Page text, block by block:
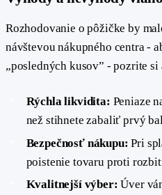
Rozhodovanie o pôžičke by
návštevou nákupného centra -
„posledných kusov” - pozrite
Rýchla likvidita: Peniaze
než stihnete zabaliť prvý
Bezpečnosť nákupu: Pri
poistenie tovaru proti
Kvalitnejší výber: Úver